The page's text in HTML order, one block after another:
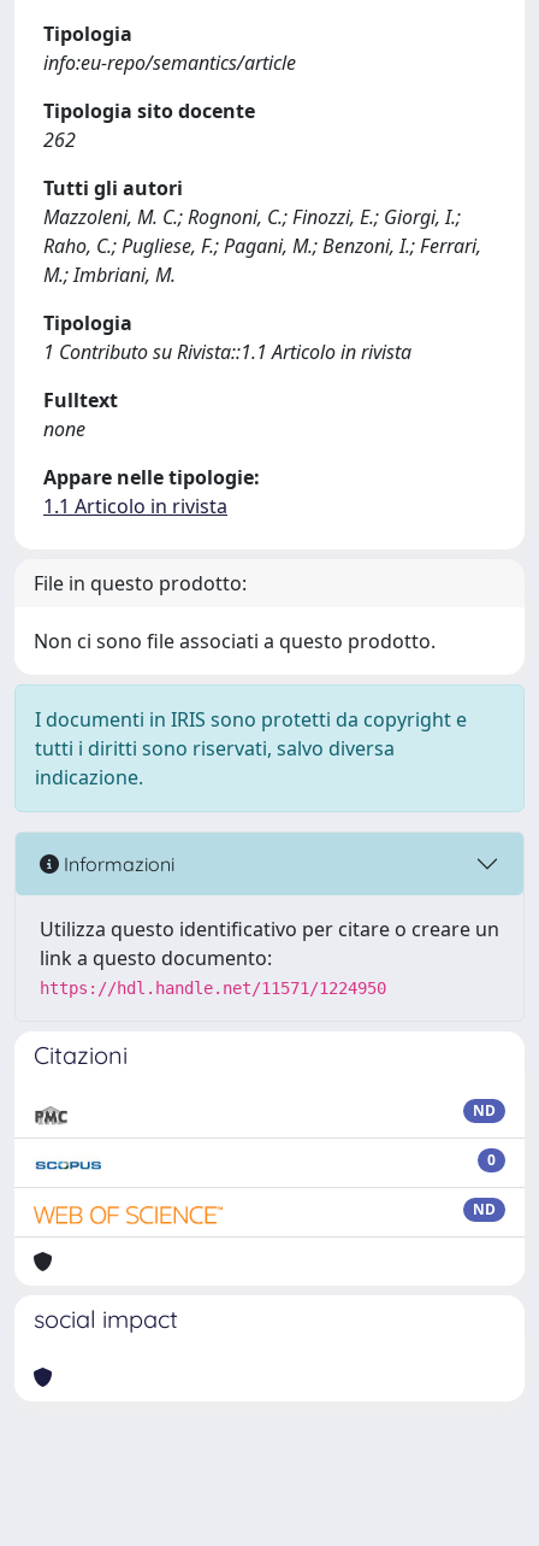
Tipologia
info:eu-repo/semantics/article
Tipologia sito docente
262
Tutti gli autori
Mazzoleni, M. C.; Rognoni, C.; Finozzi, E.; Giorgi, I.;
Raho, C.; Pugliese, F.; Pagani, M.; Benzoni, I.; Ferrari,
M.; Imbriani, M.
Tipologia
1 Contributo su Rivista::1.1 Articolo in rivista
Fulltext
none
Appare nelle tipologie:
1.1 Articolo in rivista
File in questo prodotto:
Non ci sono file associati a questo prodotto.
I documenti in IRIS sono protetti da copyright e
tutti i diritti sono riservati, salvo diversa
indicazione.
Informazioni
Utilizza questo identificativo per citare o creare un
link a questo documento:
https://hdl.handle.net/11571/1224950
Citazioni
ND
0
ND
social impact